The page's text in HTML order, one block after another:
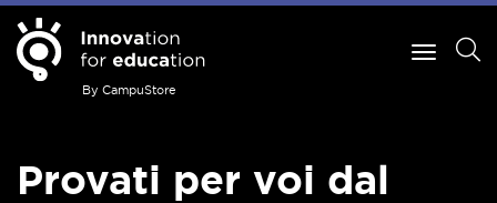
By CampuStore
Provati per voi dal